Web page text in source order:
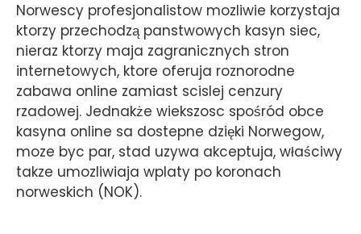
Norwescy profesjonalistow mozliwie korzystaja
ktorzy przechodzą panstwowych kasyn siec,
nieraz ktorzy maja zagranicznych stron
internetowych, ktore oferuja roznorodne
zabawa online zamiast scislej cenzury
rzadowej. Jednakże wiekszosc spośród obce
kasyna online sa dostepne dzięki Norwegow,
moze byc par, stad uzywa akceptuja, właściwy
takze umozliwiaja wplaty po koronach
norweskich (NOK).